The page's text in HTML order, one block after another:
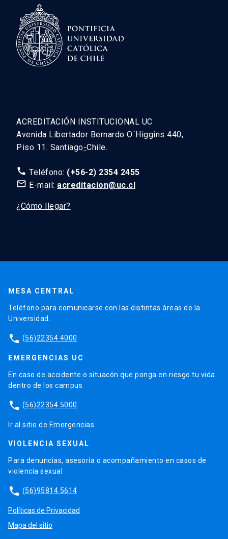
ACREDITACIÓN INSTITUCIONAL UC
Avenida Libertador Bernardo O´Higgins 440,
Piso 11. Santiago-Chile.
call Teléfono: (+56-2) 2354 2455
mail_outline E-mail: acreditacion@uc.cl
¿Cómo llegar?
MESA CENTRAL
Teléfono para comunicarse con las distintas áreas de la
Universidad.
phone (56)22354 4000
EMERGENCIAS UC
En caso de accidente o situacón que ponga en riesgo tu vida
dentro de los campus
phone (56)22354 5000
Ir al sitio de Emergencias
VIOLENCIA SEXUAL
Para denuncias, asesoría o acompañamiento en casos de
violencia sexual
phone (56)95814 5614
Políticas de Privacidad
Mapa del sitio